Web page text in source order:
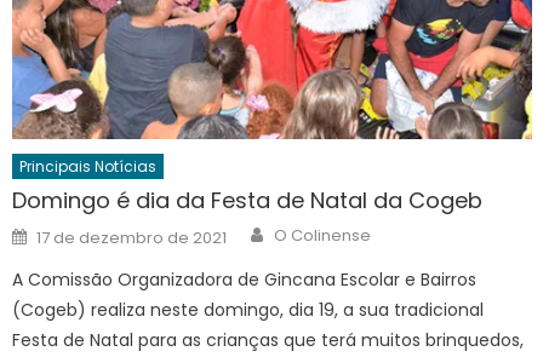
Principais Notícias
Domingo é dia da Festa de Natal da Cogeb
Posted
on
17 de dezembro de 2021 Author
O Colinense
A Comissão Organizadora de Gincana Escolar e Bairros
(Cogeb) realiza neste domingo, dia 19, a sua tradicional
Festa de Natal para as crianças que terá muitos brinquedos,